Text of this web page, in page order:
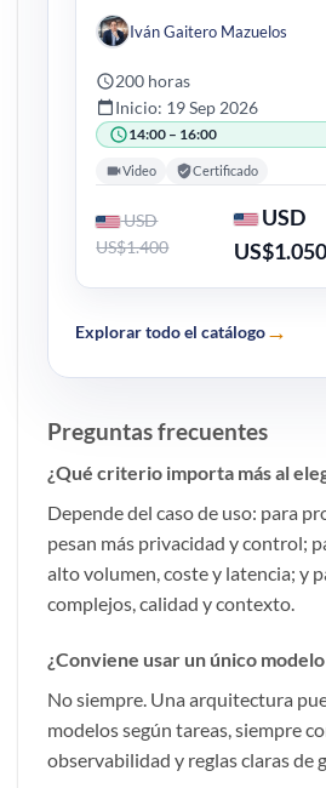
Iván Gaitero Mazuelos
200 horas
Inicio: 19 Sep 2026
14:00 – 16:00
Video Certificado
USD
US$1.400
USD
US$1.050
Explorar todo el catálogo→
Preguntas frecuentes
¿Qué criterio importa más al
Depende del caso de uso: para
pesan más privacidad y control;
alto volumen, coste y latencia; y
complejos, calidad y contexto.
¿Conviene usar un único
No siempre. Una arquitectura
modelos según tareas, siempre
observabilidad y reglas claras de